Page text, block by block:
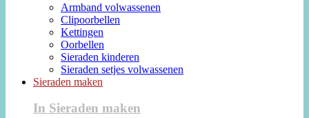
Armband volwassenen
Clipoorbellen
Kettingen
Oorbellen
Sieraden kinderen
Sieraden setjes volwassenen
Sieraden maken
In Sieraden maken